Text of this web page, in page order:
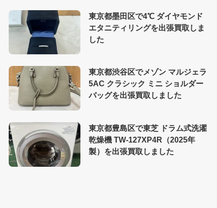
東京都墨田区で4℃ ダイヤモンド
エタニティリングを出張買取しま
した
東京都渋谷区でメゾン マルジェラ
5AC クラシック ミニ ショルダー
バッグを出張買取しました
東京都豊島区で東芝 ドラム式洗濯
乾燥機 TW-127XP4R（2025年
製）を出張買取しました